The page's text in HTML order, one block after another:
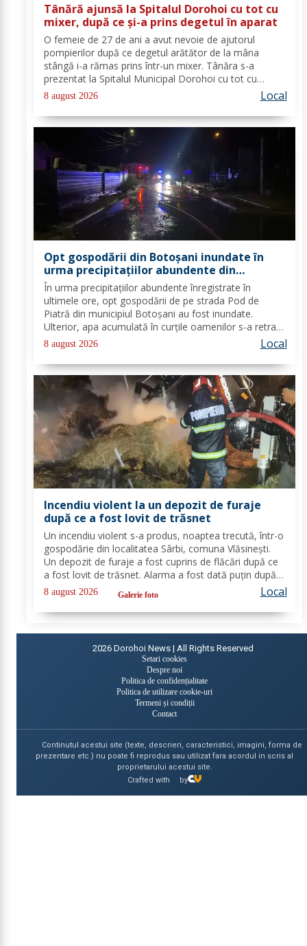
Tânără ajunsă la Spitalul Dorohoi cu tot cu
mixer, după ce și-a prins degetul în aparat
O femeie de 27 de ani a avut nevoie de ajutorul
pompierilor după ce degetul arătător de la mâna
stângă i-a rămas prins într-un mixer. Tânăra s-a
prezentat la Spitalul Municipal Dorohoi cu tot cu
aparatul electrocasnic, iar medicii au solicitat
intervenția salvatorilor. Pompierii din cadrul...
8 august 2026 Local
Opt gospodării din Botoșani inundate în
urma precipitațiilor abundente din
ultimele ore
În urma precipitațiilor abundente înregistrate în
ultimele ore, opt gospodării de pe strada Pod de
Piatră din municipiul Botoșani au fost inundate.
Ulterior, apa acumulată în curțile oamenilor s-a retras
pe carosabil. Pentru evacuarea apei, pompierii militari
din cadrul Detașamentului Botoșani au...
8 august 2026 Local
Incendiu violent la un depozit de furaje
după ce a fost lovit de trăsnet
Un incendiu violent s-a produs, noaptea trecută, într-o
gospodărie din localitatea Sârbi, comuna Vlăsinești.
Un depozit de furaje a fost cuprins de flăcări după ce
a fost lovit de trăsnet. Alarma a fost dată puțin după
ora 22:00. La caz s-au deplasat, în cel mai scurt timp,
pompierii din cadrul...
8 august 2026 Galerie foto Local
2026 Dorohoi News | All Rights Reserved
Setari cookies
Despre noi
Politica de confidențialitate
Politica de utilizare cookie-uri
Termeni și condiții
Contact
Continutul acestui site (texte, descrieri, caracteristici, imagini, forma de
prezentare etc.) nu poate fi reprodus sau utilizat fara acordul in scris al
proprietarului acestui site.
Crafted with
by